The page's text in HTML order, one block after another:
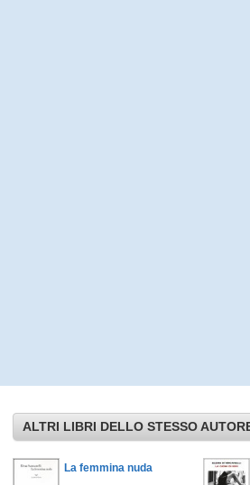
ALTRI LIBRI DELLO STESSO
La femmina nuda